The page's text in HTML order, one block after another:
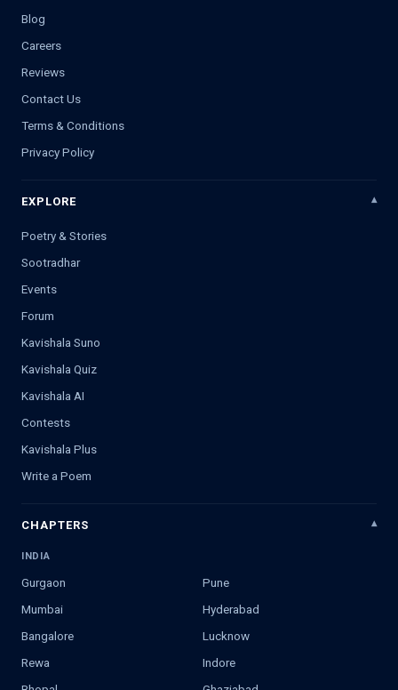
Blog
Careers
Reviews
Contact Us
Terms & Conditions
Privacy Policy
EXPLORE
Poetry & Stories
Sootradhar
Events
Forum
Kavishala Suno
Kavishala Quiz
Kavishala AI
Contests
Kavishala Plus
Write a Poem
CHAPTERS
INDIA
Gurgaon
Pune
Mumbai
Hyderabad
Bangalore
Lucknow
Rewa
Indore